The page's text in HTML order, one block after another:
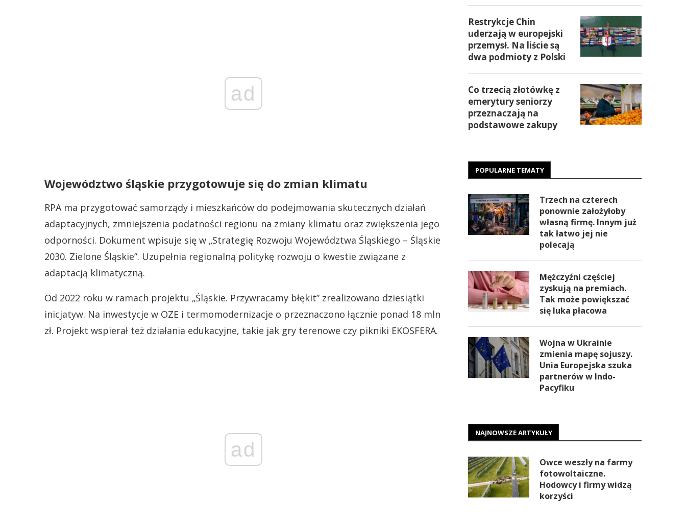
ad
Województwo śląskie przygotowuje się do zmian klimatu
RPA ma przygotować samorządy i mieszkańców do podejmowania skutecznych działań
adaptacyjnych, zmniejszenia podatności regionu na zmiany klimatu oraz zwiększenia jego
odporności. Dokument wpisuje się w „Strategię Rozwoju Województwa Śląskiego – Śląskie
2030. Zielone Śląskie”. Uzupełnia regionalną politykę rozwoju o kwestie związane z
adaptacją klimatyczną.
Od 2022 roku w ramach projektu „Śląskie. Przywracamy błękit” zrealizowano dziesiątki
inicjatyw. Na inwestycje w OZE i termomodernizacje o przeznaczono łącznie ponad 18 mln
zł. Projekt wspierał też działania edukacyjne, takie jak gry terenowe czy pikniki EKOSFERA.
ad
Restrykcje Chin
uderzają w europejski
przemysł. Na liście są
dwa podmioty z Polski
Co trzecią złotówkę z
emerytury seniorzy
przeznaczają na
podstawowe zakupy
POPULARNE TEMATY
Trzech na czterech
ponownie założyłoby
własną firmę. Innym już
tak łatwo jej nie
polecają
Mężczyźni częściej
zyskują na premiach.
Tak może powiększać
się luka płacowa
Wojna w Ukrainie
zmienia mapę sojuszy.
Unia Europejska szuka
partnerów w Indo-
Pacyfiku
NAJNOWSZE ARTYKUŁY
Owce weszły na farmy
fotowoltaiczne.
Hodowcy i firmy widzą
korzyści